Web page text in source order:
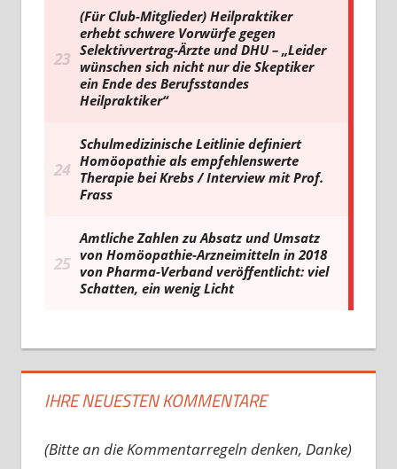
IHRE NEUESTEN KOMMENTARE
(Bitte an die Kommentarregeln denken, Danke)